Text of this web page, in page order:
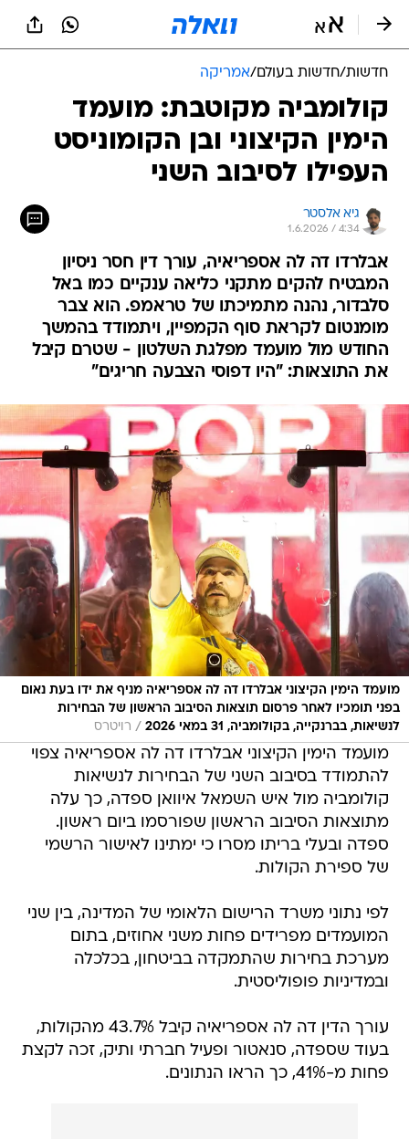
חדשות/חדשות בעולם/אמריקה
קולומביה מקוטבת: מועמד
הימין הקיצוני ובן הקומוניסט
העפילו לסיבוב השני
גיא אלסטר
1.6.2026 / 4:34
אבלרדו דה לה אספריאיה, עורך דין חסר ניסיון
המבטיח להקים מתקני כליאה ענקיים כמו באל
סלבדור, נהנה מתמיכתו של טראמפ. הוא צבר
מומנטום לקראת סוף הקמפיין, ויתמודד בהמשך
החודש מול מועמד מפלגת השלטון - שטרם קיבל
את התוצאות: "היו דפוסי הצבעה חריגים"
מועמד הימין הקיצוני אבלרדו דה לה אספריאיה מניף את ידו בעת נאום
בפני תומכיו לאחר פרסום תוצאות הסיבוב הראשון של הבחירות
לנשיאות, בברנקייה, בקולומביה, 31 במאי 2026
/ רויטרס
מועמד הימין הקיצוני אבלרדו דה לה אספריאיה צפוי
להתמודד בסיבוב השני של הבחירות לנשיאות
קולומביה מול איש השמאל איוואן ספדה, כך עלה
מתוצאות הסיבוב הראשון שפורסמו ביום ראשון.
ספדה ובעלי בריתו מסרו כי ימתינו לאישור הרשמי
של ספירת הקולות.
לפי נתוני משרד הרישום הלאומי של המדינה, בין שני
המועמדים מפרידים פחות משני אחוזים, בתום
מערכת בחירות שהתמקדה בביטחון, בכלכלה
ובמדיניות פופוליסטית.
עורך הדין דה לה אספריאיה קיבל 43.7% מהקולות,
בעוד שספדה, סנאטור ופעיל חברתי ותיק, זכה לקצת
פחות מ-41%, כך הראו הנתונים.